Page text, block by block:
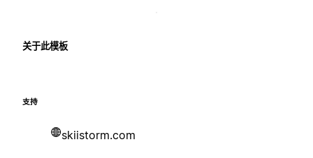
关于此模板
支持
skiistorm.com